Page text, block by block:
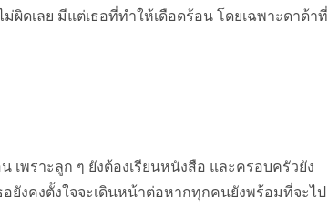
ผิดเลย มีแต่เธอที่ทำให้เดือดร้อน โดยเฉพาะดาด้าที่
พราะลูก ๆ ยังต้องเรียนหนังสือ และครอบครัวยัง
อยังคงตั้งใจจะเดินหน้าต่อหากทุกคนยังพร้อมที่จะไป